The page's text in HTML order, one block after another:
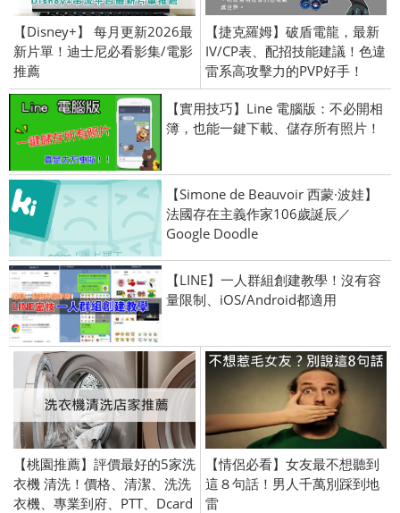
【Disney+】 每月更新2026最
新片單！迪士尼必看影集/電影
推薦
【捷克羅姆】破盾電龍，最新
IV/CP表、配招技能建議！色違
雷系高攻擊力的PVP好手！
【實用技巧】Line 電腦版：不必開相
簿，也能一鍵下載、儲存所有照片！
【Simone de Beauvoir 西蒙·波娃】
法國存在主義作家106歲誕辰／
Google Doodle
【LINE】一人群組創建教學！沒有容
量限制、iOS/Android都適用
【桃園推薦】評價最好的5家洗
衣機 清洗！價格、清潔、洗洗
衣機、專業到府、PTT、Dcard
【情侶必看】女友最不想聽到
這８句話！男人千萬別踩到地
雷